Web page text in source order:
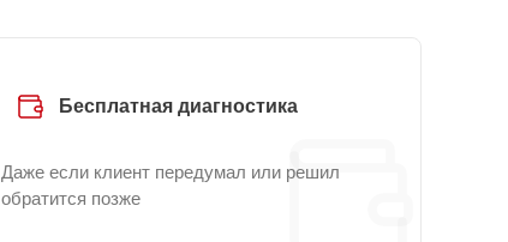
Бесплатная диагностика
Даже если клиент передумал или решил
обратится позже